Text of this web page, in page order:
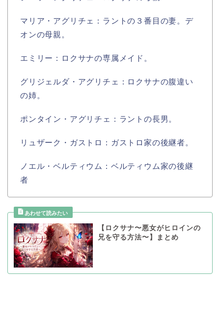
マリア・アグリチェ：ラントの３番目の妻。デ
オンの母親。
エミリー：ロクサナの専属メイド。
グリジェルダ・アグリチェ：ロクサナの腹違い
の姉。
ポンタイン・アグリチェ：ラントの長男。
リュザーク・ガストロ：ガストロ家の後継者。
ノエル・ベルティウム：ベルティウム家の後継
者
【ロクサナ〜悪女がヒロインの
兄を守る方法〜】まとめ